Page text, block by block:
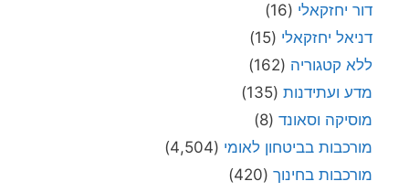
דור יחזקאלי (16)
דניאל יחזקאלי (15)
ללא קטגוריה (162)
מדע ועתידנות (135)
מוסיקה וסאונד (8)
מורכבות בביטחון לאומי (4,504)
מורכבות בחינוך (420)